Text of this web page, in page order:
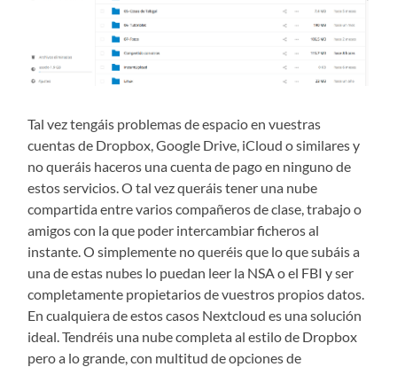
Tal vez tengáis problemas de espacio en vuestras
cuentas de Dropbox, Google Drive, iCloud o similares y
no queráis haceros una cuenta de pago en ninguno de
estos servicios. O tal vez queráis tener una nube
compartida entre varios compañeros de clase, trabajo o
amigos con la que poder intercambiar ficheros al
instante. O simplemente no queréis que lo que subáis a
una de estas nubes lo puedan leer la NSA o el FBI y ser
completamente propietarios de vuestros propios datos.
En cualquiera de estos casos Nextcloud es una solución
ideal. Tendréis una nube completa al estilo de Dropbox
pero a lo grande, con multitud de opciones de